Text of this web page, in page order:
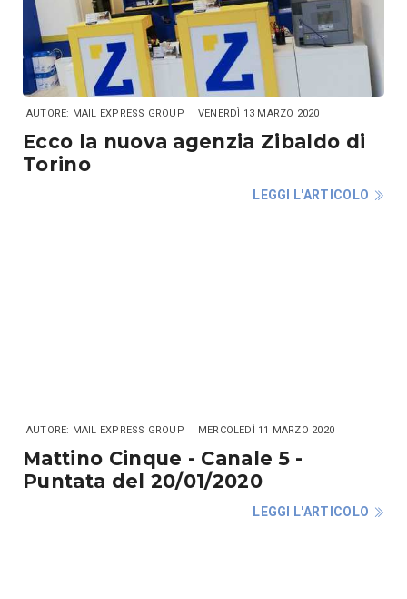
AUTORE: MAIL EXPRESS GROUP VENERDÌ 13 MARZO 2020
Ecco la nuova agenzia Zibaldo di
Torino
LEGGI L'ARTICOLO
AUTORE: MAIL EXPRESS GROUP MERCOLEDÌ 11 MARZO 2020
Mattino Cinque - Canale 5 -
Puntata del 20/01/2020
LEGGI L'ARTICOLO